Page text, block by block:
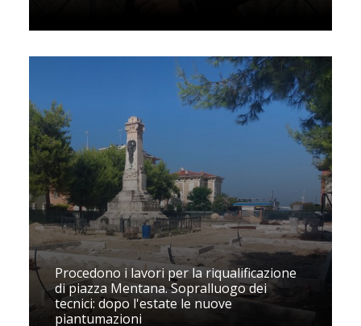
Procedono i lavori per la riqualificazione
di piazza Mentana. Sopralluogo dei
tecnici: dopo l'estate le nuove
piantumazioni